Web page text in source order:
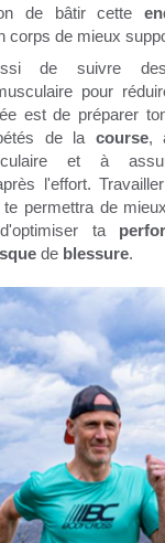
de bâtir cette
corps de mieux
de suivre
pour
est de préparer
de la course,
et à
l'effort.
permettra de
ta
de blessure.